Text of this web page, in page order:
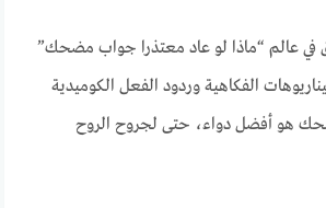
في عالم “ماذا لو عاد معتذرا جواب مضحك”
الفكاهية وردود الفعل الكوميدية
هو أفضل دواء، حتى لجروح الروح